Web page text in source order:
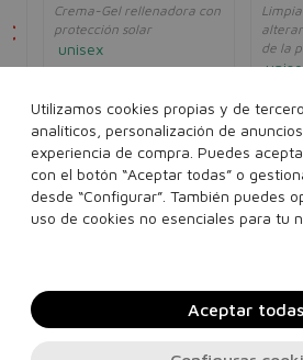
Crema-Gel rellenadora con
protección solar
unisex
80,41€ 42,95€
Añadir a la cesta
de la
Utilizamos cookies propias y de
analíticos, personalización de
experiencia de compra. Puedes
con el botón “Aceptar todas” o
desde “Configurar”. También puedes
uso de cookies no esenciales para tu
Aceptar todas